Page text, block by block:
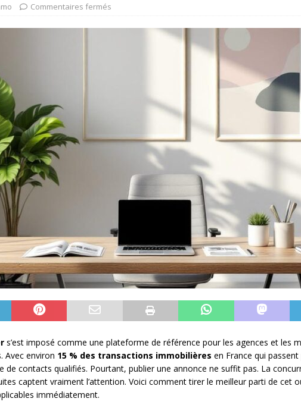
Commentaires fermés
s’est imposé comme une plateforme de référence pour les agences et les
Avec environ 15 % des transactions immobilières en France qui
de contacts qualifiés. Pourtant, publier une annonce ne suffit pas. La
captent vraiment l’attention. Voici comment tirer le meilleur parti de cet
immédiatement.